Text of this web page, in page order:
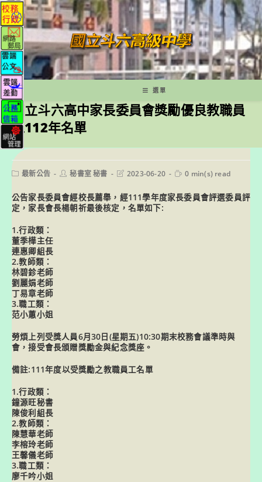
跳
轉
至
主
要
內
容
選單
國立斗六高中家長委員會獎勵優良教職員
工112年名單
Post最新公告
Post秘書室 秘書
Post
modified:
2023-06-20
Reading
0 min(s) read
公告家長委員會經校長薦舉，經111學年度家長委員會評選委員評
定，家長會長楊朝祈最後核定，名單如下:
1.行政類：
董季樺主任
連惠卿組長
2.教師類：
林碧鉁老師
劉麗娟老師
丁易章老師
3.職工類：
范小蕙小姐
勞煩上列受獎人員6月30日(星期五)10:30期末校務會議準時與
會，接受會長頒贈獎勵金與紀念獎座。
備註:111年度以受獎勵之教職員工名單
1.行政類：
鐘源旺秘書
陳俊利組長
2.教師類：
陳慧華老師
李榕玲老師
王馨儀老師
3.職工類：
廖千吟小姐